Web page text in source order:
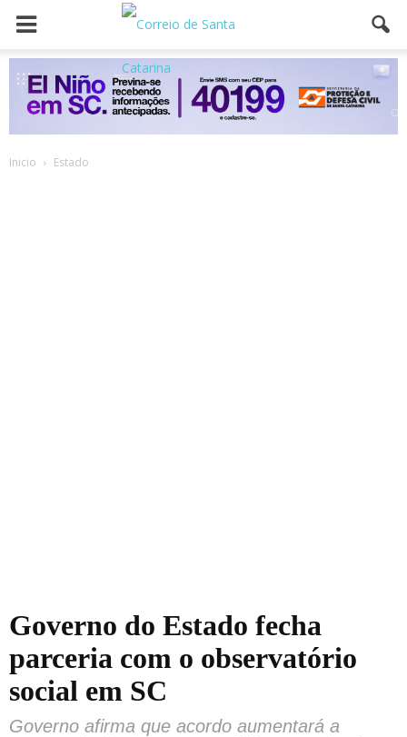
Inicio Estado
Governo do Estado fecha
parceria com o observatório
social em SC
Governo afirma que acordo aumentará a